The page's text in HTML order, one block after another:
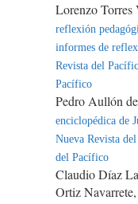
Lorenzo Torres
reflexión
informes de
Revista del
Pacífico
Pedro Aullón
enciclopédica de
Nueva Revista
del Pacífico
Claudio Díaz
Ortiz